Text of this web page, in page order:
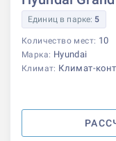
Единиц в парке: 5
Количество мест: 10
Марка: Hyundai
Климат: Климат-